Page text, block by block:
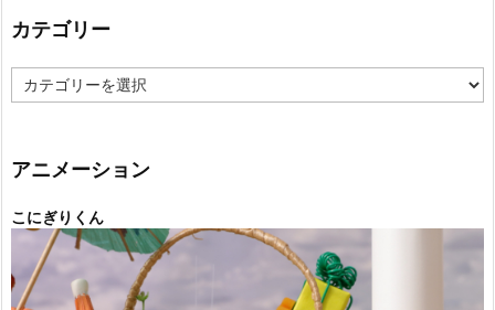
カテゴリー
テ
ー
アニメーション
こにぎりくん